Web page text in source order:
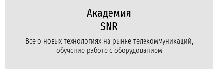
Академия
SNR
Все о новых технологиях на рынке телекоммуникаций,
обучение работе с оборудованием